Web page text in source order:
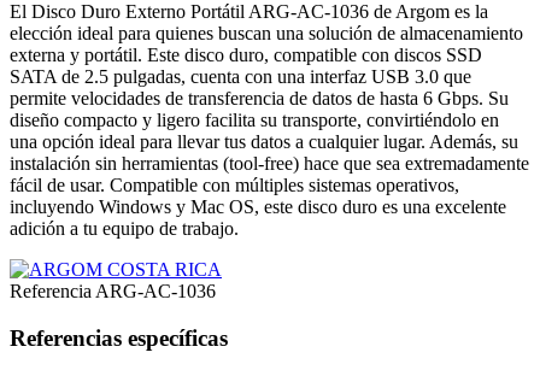
El Disco Duro Externo Portátil ARG-AC-1036 de Argom es la
elección ideal para quienes buscan una solución de almacenamiento
externa y portátil. Este disco duro, compatible con discos SSD
SATA de 2.5 pulgadas, cuenta con una interfaz USB 3.0 que
permite velocidades de transferencia de datos de hasta 6 Gbps. Su
diseño compacto y ligero facilita su transporte, convirtiéndolo en
una opción ideal para llevar tus datos a cualquier lugar. Además, su
instalación sin herramientas (tool-free) hace que sea extremadamente
fácil de usar. Compatible con múltiples sistemas operativos,
incluyendo Windows y Mac OS, este disco duro es una excelente
adición a tu equipo de trabajo.
Referencia ARG-AC-1036
Referencias específicas